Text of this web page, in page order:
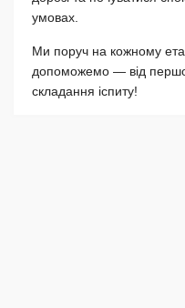
умовах.
Ми поруч на кожному
допоможемо — від
складання іспиту!